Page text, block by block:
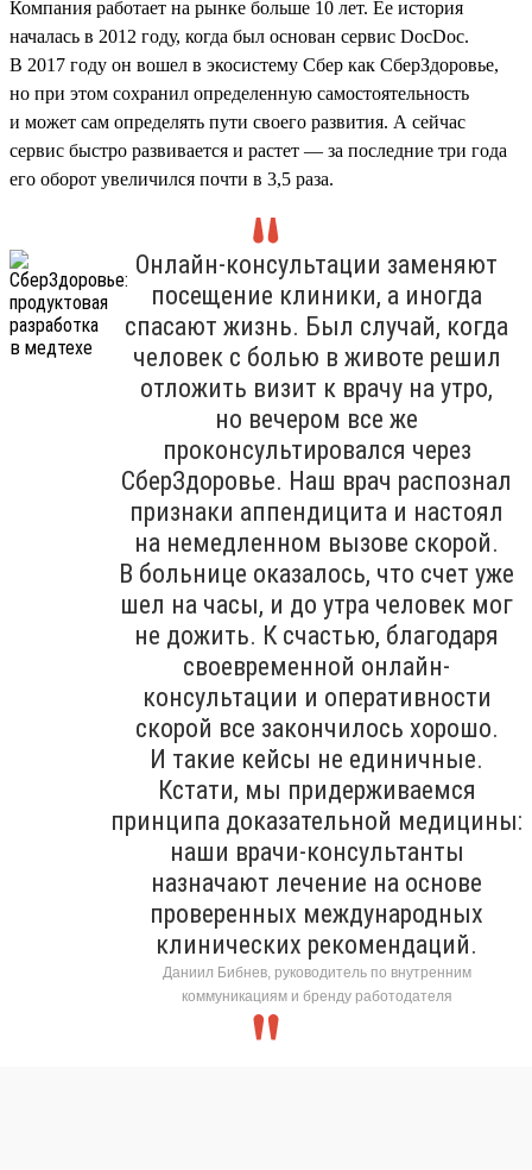
Компания работает на рынке больше 10 лет. Ее история
началась в 2012 году, когда был основан сервис DocDoc.
В 2017 году он вошел в экосистему Сбер как СберЗдоровье,
но при этом сохранил определенную самостоятельность
и может сам определять пути своего развития. А сейчас
сервис быстро развивается и растет — за последние три года
его оборот увеличился почти в 3,5 раза.
Онлайн-консультации заменяют
посещение клиники, а иногда
спасают жизнь. Был случай, когда
человек с болью в животе решил
отложить визит к врачу на утро,
но вечером все же
проконсультировался через
СберЗдоровье. Наш врач распознал
признаки аппендицита и настоял
на немедленном вызове скорой.
В больнице оказалось, что счет уже
шел на часы, и до утра человек мог
не дожить. К счастью, благодаря
своевременной онлайн-
консультации и оперативности
скорой все закончилось хорошо.
И такие кейсы не единичные.
Кстати, мы придерживаемся
принципа доказательной медицины:
наши врачи-консультанты
назначают лечение на основе
проверенных международных
клинических рекомендаций.
Даниил Бибнев, руководитель по внутренним
коммуникациям и бренду работодателя